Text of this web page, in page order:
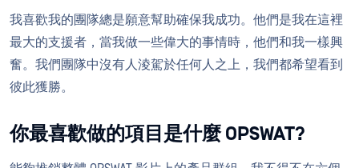
我喜歡我的團隊總是願意幫助確保我成功。他們是我在這裡
最大的支援者，當我做一些偉大的事情時，他們和我一樣興
奮。我們團隊中沒有人淩駕於任何人之上，我們都希望看到
彼此獲勝。
你最喜歡做的項目是什麼 OPSWAT?